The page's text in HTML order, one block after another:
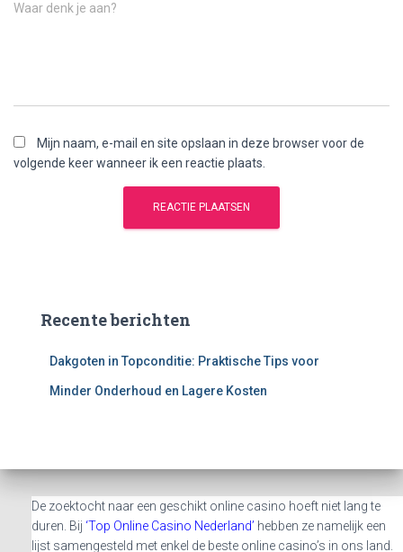
Waar denk je aan?
Mijn naam, e-mail en site opslaan in deze browser voor de
volgende keer wanneer ik een reactie plaats.
Recente berichten
Dakgoten in Topconditie: Praktische Tips voor
Minder Onderhoud en Lagere Kosten
De zoektocht naar een geschikt online casino hoeft niet lang te
duren. Bij ‘Top Online Casino Nederland’ hebben ze namelijk een
lijst samengesteld met enkel de beste online casino’s in ons land.